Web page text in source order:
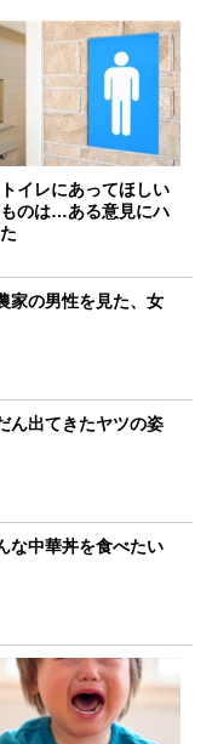
イレにあってほしい
のは…ある意見にハ
家の男性を見た、女
ん出てきたヤツの姿
な中華丼を食べたい